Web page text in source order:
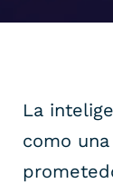
La
como